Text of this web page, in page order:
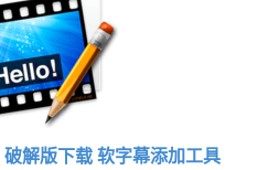
解版下载 软字幕添加工具